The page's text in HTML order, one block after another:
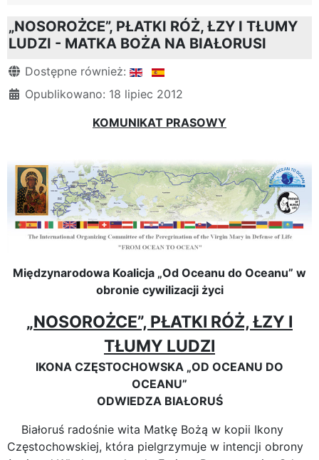
„NOSOROŻCE”, PŁATKI RÓŻ, ŁZY I TŁUMY
LUDZI - MATKA BOŻA NA BIAŁORUSI
Szczegóły
Dostępne również:
Opublikowano: 18 lipiec 2012
KOMUNIKAT PRASOWY
Międzynarodowa Koalicja „Od Oceanu do Oceanu” w
obronie cywilizacji życi
„NOSOROŻCE”, PŁATKI RÓŻ, ŁZY I
TŁUMY LUDZI
IKONA CZĘSTOCHOWSKA „OD OCEANU DO
OCEANU”
ODWIEDZA BIAŁORUŚ
Białoruś radośnie wita Matkę Bożą w kopii Ikony
Częstochowskiej, która pielgrzymuje w intencji obrony